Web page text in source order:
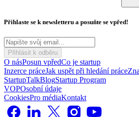
Přihlaste se k newsletteru a posuňte se vpřed!
Přihlásit k odběru
O násPosun vpředCo je startup
Inzerce práceJak uspět při hledání práce
StartupTalkBlogStartup Program
VOPOsobní údaje
CookiesPro médiaKontakt